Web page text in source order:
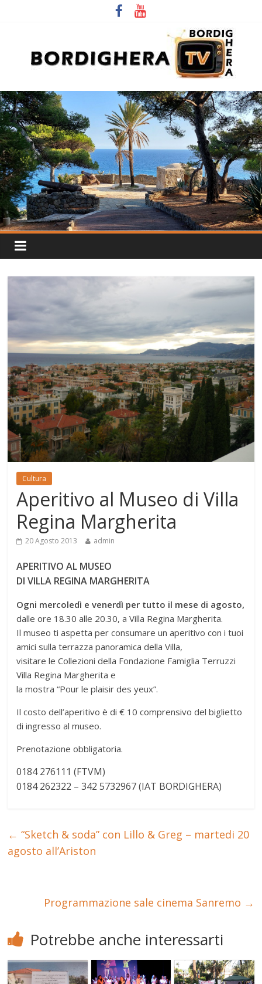
Cultura
Aperitivo al Museo di Villa
Regina Margherita
20 Agosto 2013 admin
APERITIVO AL MUSEO
DI VILLA REGINA MARGHERITA
Ogni mercoledì e venerdì per tutto il mese di agosto,
dalle ore 18.30 alle 20.30, a Villa Regina Margherita.
Il museo ti aspetta per consumare un aperitivo con i tuoi
amici sulla terrazza panoramica della Villa,
visitare le Collezioni della Fondazione Famiglia Terruzzi
Villa Regina Margherita e
la mostra “Pour le plaisir des yeux”.
Il costo dell’aperitivo è di € 10 comprensivo del biglietto
di ingresso al museo.
Prenotazione obbligatoria.
0184 276111 (FTVM)
0184 262322 – 342 5732967 (IAT BORDIGHERA)
← “Sketch & soda” con Lillo & Greg – martedi 20
agosto all’Ariston
Programmazione sale cinema Sanremo →
Potrebbe anche interessarti